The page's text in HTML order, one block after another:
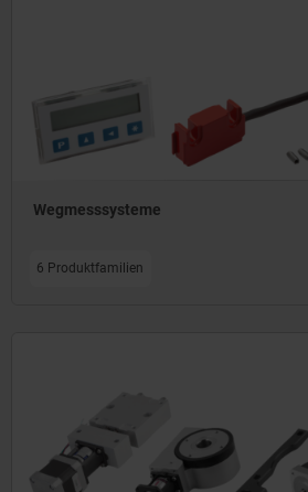
Wegmesssysteme
6 Produktfamilien